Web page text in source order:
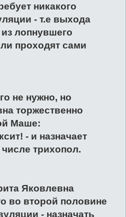
никакого
- т.е выхода
лопнувшего
проходят сами
не нужно, но
торжественно
Маше:
- и назначает
трихопол.
Яковлевна
во второй половине
- назначать